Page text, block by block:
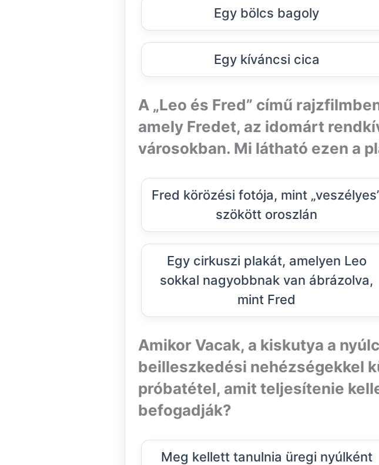
Egy bölcs bagoly
Egy kíváncsi cica
A „Leo és Fred” című
amely Fredet, az idomárt
városokban. Mi látható ezen a
Fred körözési fotója, mint
szökött oroszlán
Egy cirkuszi plakát, amelyen Leo
sokkal nagyobbnak van ábrázolva,
mint Fred
Amikor Vacak, a kiskutya a
beilleszkedési nehézségekkel
próbatétel, amit teljesítenie
befogadják?
Meg kellett tanulnia üregi nyúlként